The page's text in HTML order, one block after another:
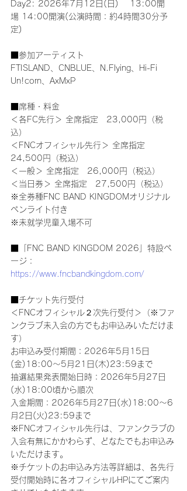
Day2: 2026年7月12日(日)　 13:00開
場 14:00開演(公演時間：約4時間30分予
定)
■参加アーティスト
FTISLAND、CNBLUE、N.Flying、Hi-Fi
Un!corn、AxMxP
■席種・料金
＜各FC先行＞ 全席指定　23,000円（税
込）
＜FNCオフィシャル先行＞ 全席指定
24,500円（税込）
＜一般＞ 全席指定　26,000円（税込）
＜当日券＞ 全席指定　27,500円（税込）
※全券種FNC BAND KINGDOMオリジナル
ペンライト付き
※未就学児童入場不可
■「FNC BAND KINGDOM 2026」特設ペ
ージ：
https://www.fncbandkingdom.com/
■チケット先行受付
＜FNCオフィシャル２次先行受付＞（※ファ
ンクラブ未入会の方でもお申込みいただけま
す）
お申込み受付期間：2026年5月15日
(金)18:00～5月21日(木)23:59まで
抽選結果発表開始日時：2026年5月27日
(水)18:00頃から順次
入金期間：2026年5月27日(水)18:00～6
月2日(火)23:59まで
※FNCオフィシャル先行は、ファンクラブの
入会有無にかかわらず、どなたでもお申込み
いただけます。
※チケットのお申込み方法等詳細は、各先行
受付開始時に各オフィシャルHPにてご案内